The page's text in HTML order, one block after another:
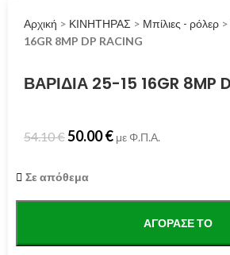
Αρχική > ΚΙΝΗΤΗΡΑΣ > Μπίλιες - ρόλερ >
16GR 8MP DP RACING
ΒΑΡΙΔΙΑ 25-15 16GR 8MP
54.10€50.00€ με Φ.Π.Α.
Σε απόθεμα
ΑΓΌΡΑΣΕ ΤΟ